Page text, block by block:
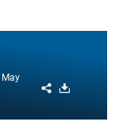
May
Share